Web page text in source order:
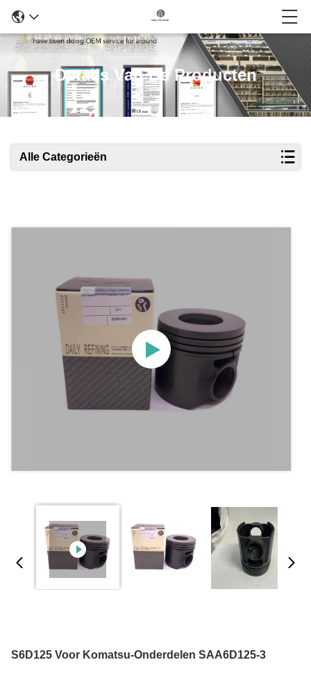
Details Van De Producten
Alle Categorieën
S6D125 Voor Komatsu-Onderdelen SAA6D125-3